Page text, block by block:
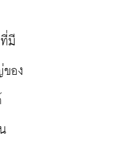
มี
ของ